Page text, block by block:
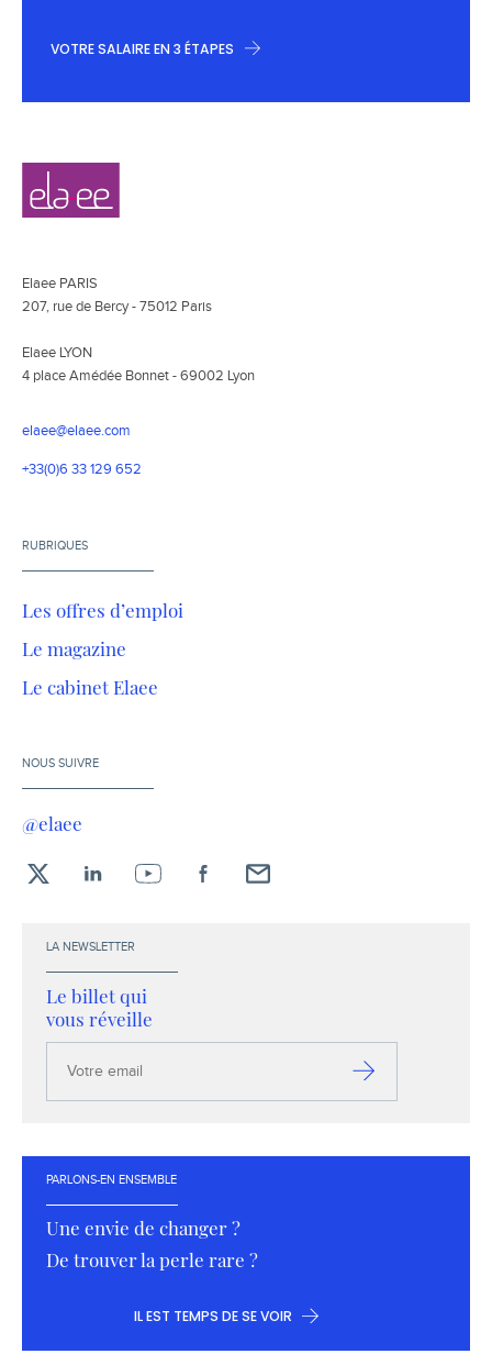
VOTRE SALAIRE EN 3 ÉTAPES
Navigation
secondaire
Elaee
Elaee PARIS
207, rue de Bercy - 75012 Paris
Elaee LYON
4 place Amédée Bonnet - 69002 Lyon
elaee@elaee.com
+33(0)6 33 129 652
RUBRIQUES
Les offres d’emploi
Le magazine
Le cabinet Elaee
NOUS SUIVRE
@elaee
LA NEWSLETTER
Le billet qui
vous réveille
email
S’inscrire
PARLONS-EN ENSEMBLE
Une envie de changer ?
De trouver la perle rare ?
IL EST TEMPS DE SE VOIR